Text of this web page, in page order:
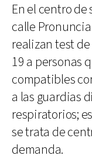
En el centro de
calle
realizan test
19 a personas
compatibles
a las guardias
respiratorios;
se trata de
demanda.